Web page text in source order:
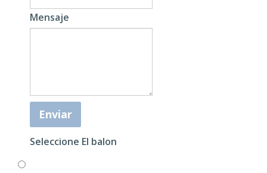
Mensaje
Enviar
Seleccione El balon